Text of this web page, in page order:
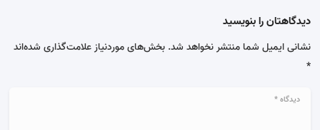
دیدگاهتان را بنویسید
نشانی ایمیل شما منتشر نخواهد شد. بخش‌های موردنیاز علامت‌گذاری شده‌اند
*